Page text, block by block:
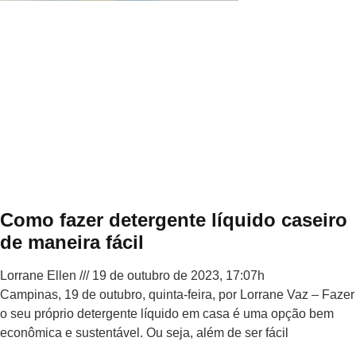
Como fazer detergente líquido caseiro
de maneira fácil
Lorrane Ellen
19 de outubro de 2023, 17:07h
Campinas, 19 de outubro, quinta-feira, por Lorrane Vaz – Fazer
o seu próprio detergente líquido em casa é uma opção bem
econômica e sustentável. Ou seja, além de ser fácil